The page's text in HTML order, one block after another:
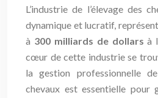
L’industrie de l’élevage des
dynamique et lucratif,
à 300 milliards de dollarsà
cœur de cette industrie se
la gestion professionnelle
chevaux est essentielle pour